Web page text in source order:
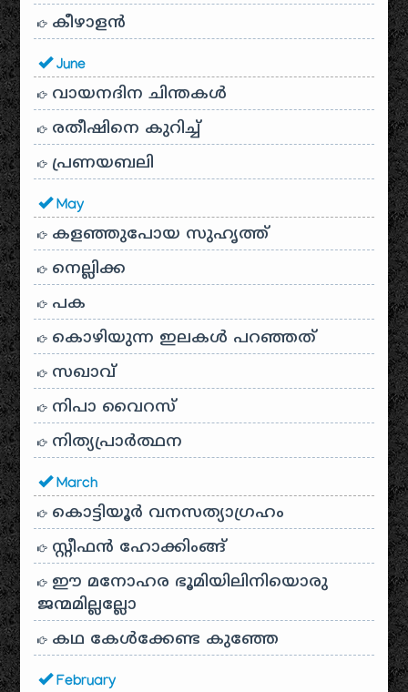
കീഴാളന്‍
June
വായനദിന ചിന്തകൾ
രതീഷിനെ കുറിച്ച്
പ്രണയബലി
May
കളഞ്ഞുപോയ സുഹൃത്ത്
നെല്ലിക്ക
പക
കൊഴിയുന്ന ഇലകൾ പറഞ്ഞത്
സഖാവ്
നിപാ വൈറസ്
നിത്യപ്രാർത്ഥന
March
കൊട്ടിയൂർ വനസത്യാഗ്രഹം
സ്റ്റീഫൻ ഹോക്കിംങ്ങ്
ഈ മനോഹര ഭൂമിയിലിനിയൊരു
ജന്മമില്ലല്ലോ
കഥ കേൾക്കേണ്ട കുഞ്ഞേ
February